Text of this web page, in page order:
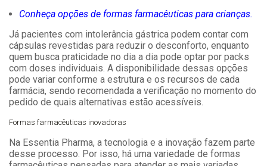
Conheça opções de formas farmacêuticas para crianças.
Já pacientes com intolerância gástrica podem contar com
cápsulas revestidas para reduzir o desconforto, enquanto
quem busca praticidade no dia a dia pode optar por packs
com doses individuais. A disponibilidade dessas opções
pode variar conforme a estrutura e os recursos de cada
farmácia, sendo recomendada a verificação no momento do
pedido de quais alternativas estão acessíveis.
Formas farmacêuticas inovadoras
Na Essentia Pharma, a tecnologia e a inovação fazem parte
desse processo. Por isso, há uma variedade de formas